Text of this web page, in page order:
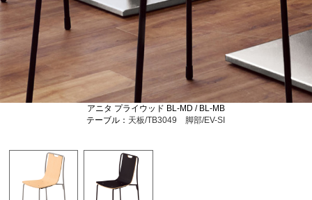
アニタ プライウッド BL-MD / BL-MB
テーブル： 天板/TB3049 脚部/EV-SI